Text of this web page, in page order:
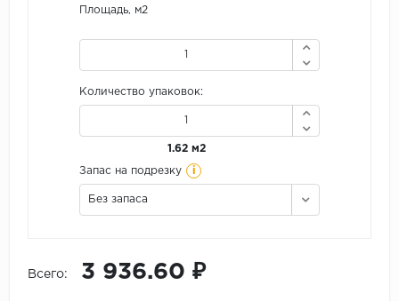
Площадь, м2
Количество упаковок:
1.62 м2
Запас на подрезку i
Без запаса
Всего: 3 936.60 ₽